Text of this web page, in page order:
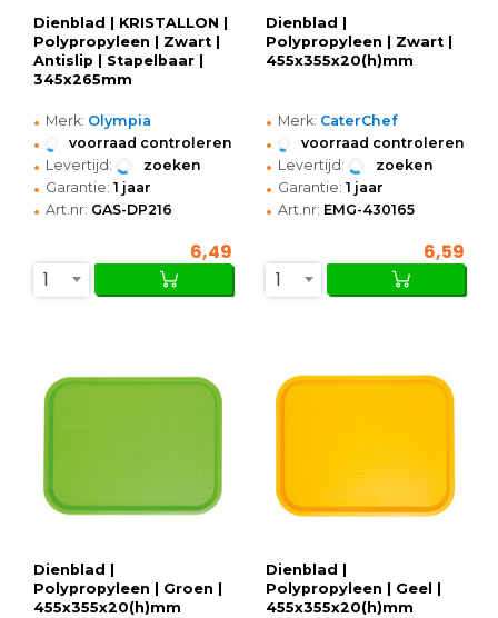
Dienblad | KRISTALLON |
Polypropyleen | Zwart |
Antislip | Stapelbaar |
345x265mm
• Merk: Olympia
• voorraad controleren
• Levertijd: zoeken
• Garantie: 1 jaar
• Art.nr: GAS-DP216
6,49
1
Dienblad |
Polypropyleen | Zwart |
455x355x20(h)mm
• Merk: CaterChef
• voorraad controleren
• Levertijd: zoeken
• Garantie: 1 jaar
• Art.nr: EMG-430165
6,59
1
Dienblad |
Polypropyleen | Groen |
455x355x20(h)mm
Dienblad |
Polypropyleen | Geel |
455x355x20(h)mm